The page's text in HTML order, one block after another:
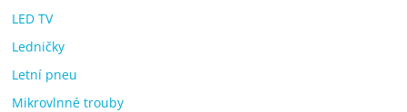
LED TV
Ledničky
Letní pneu
Mikrovlnné trouby